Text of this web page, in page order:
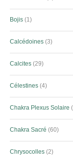
Bojis 1
Calcédoines 3
Calcites 29
Célestines 4
Chakra Plexus Solaire
Chakra Sacré 60
Chrysocolles 2